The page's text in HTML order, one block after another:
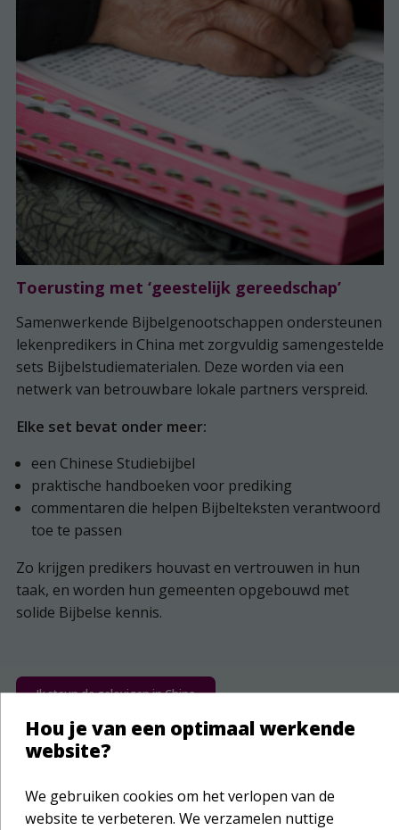
Toerusting met ‘geestelijk gereedschap’
Samenwerkende Bijbelgenootschappen ondersteunen
lekenpredikers in China met zorgvuldig samengestelde
sets Bijbelstudiematerialen. Deze worden via een
netwerk van betrouwbare lokale partners verspreid.
Elke set bevat onder meer:
een Chinese Studiebijbel
praktische handboeken voor prediking
commentaren die helpen Bijbelteksten verantwoord
toe te passen
Zo krijgen predikers houvast en vertrouwen in hun
taak, en worden hun gemeenten opgebouwd met
solide Bijbelse kennis.
Ik steun de gelovigen in China
Hou je van een optimaal werkende
website?
We gebruiken cookies om het verlopen van de
website te verbeteren. We verzamelen nuttige